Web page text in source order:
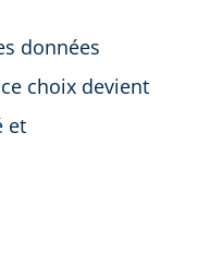
données
choix devient
et